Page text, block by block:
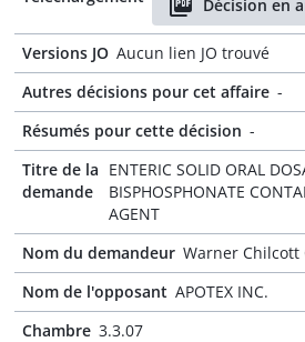
Décision en
Versions JO Aucun lien JO trouvé
Autres décisions pour cet affaire -
Résumés pour cette décision -
Titre de la
demande
ENTERIC SOLID ORAL
BISPHOSPHONATE
AGENT
Nom du demandeur Warner Chilcott
Nom de l'opposant APOTEX INC.
Chambre 3.3.07